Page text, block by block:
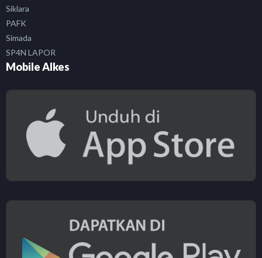
Siklara
PAFK
Simada
SP4N LAPOR
Mobile Alkes